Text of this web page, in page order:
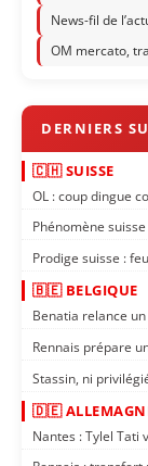
News-fil de
OM mercato,
🇨🇭 SUISSE
OL : coup dingue
Phénomène
Prodige suisse :
🇧🇪 BELGIQUE
Benatia relance un
Rennais prépare
Stassin, ni
🇩🇪
Nantes : Tylel Tati